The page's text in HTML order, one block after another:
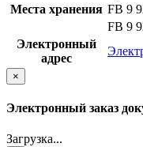
Места хранения FB 9
FB 9
Электронный
адрес
×
Электронный заказ
Загрузка...